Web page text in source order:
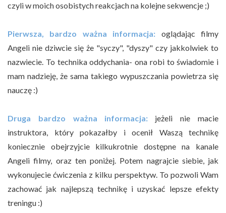
czyli w moich osobistych reakcjach na kolejne sekwencje ;)
Pierwsza, bardzo ważna informacja: oglądając filmy
Angeli nie dziwcie się że "syczy", "dyszy" czy jakkolwiek to
nazwiecie. To technika oddychania- ona robi to świadomie i
mam nadzieję, że sama takiego wypuszczania powietrza się
nauczę :)
Druga bardzo ważna informacja:jeżeli nie macie
instruktora, który pokazałby i ocenił Waszą technikę
koniecznie obejrzyjcie kilkukrotnie dostępne na kanale
Angeli filmy, oraz ten poniżej. Potem nagrajcie siebie, jak
wykonujecie ćwiczenia z kilku perspektyw. To pozwoli Wam
zachować jak najlepszą technikę i uzyskać lepsze efekty
treningu :)